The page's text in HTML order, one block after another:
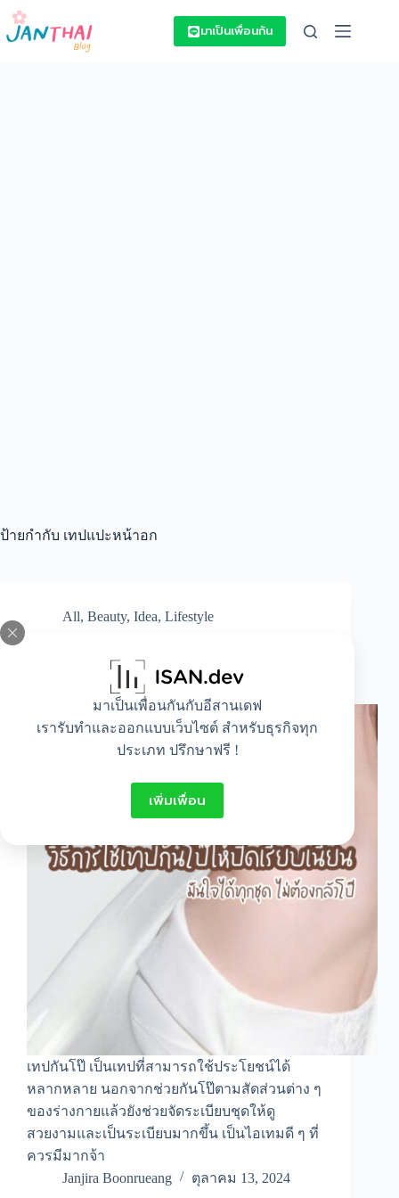
Skip
content
มาเป็นเพื่อนกันกับอีสานเดฟ
เรารับทำและออกแบบเว็บไซต์ สำหรับธุรกิจทุก
ประเภท ปรึกษาฟรี !
เพิ่มเพื่อน
มาเป็นเพื่อนกัน
ป้ายกำกับ เทปแปะหน้าอก
All, Beauty, Idea, Lifestyle
วิธีการใช้เทปกันโป๊ให้ปิดเรียบเนียน มั่นใจได้ทุก
เทปกันโป๊ เป็นเทปที่สามารถใช้ประโยชน์ได้
หลากหลาย นอกจากช่วยกันโป๊ตามสัดส่วนต่าง ๆ
ของร่างกายแล้วยังช่วยจัดระเบียบชุดให้ดู
สวยงามและเป็นระเบียบมากขึ้น เป็นไอเทมดี ๆ ที่
ควรมีมากจ้า
Janjira Boonrueang
ตุลาคม 13, 2024